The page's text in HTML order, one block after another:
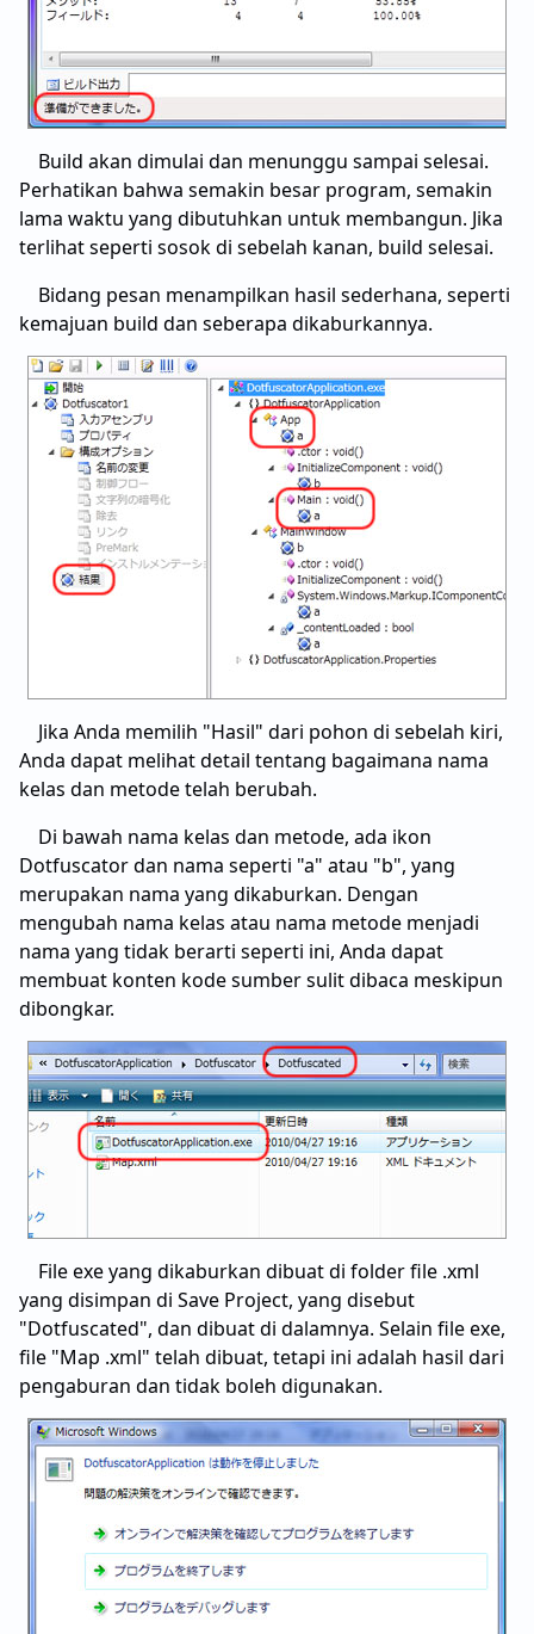
Build akan dimulai dan menunggu sampai selesai.
Perhatikan bahwa semakin besar program, semakin
lama waktu yang dibutuhkan untuk membangun. Jika
terlihat seperti sosok di sebelah kanan, build selesai.
Bidang pesan menampilkan hasil sederhana, seperti
kemajuan build dan seberapa dikaburkannya.
Jika Anda memilih "Hasil" dari pohon di sebelah kiri,
Anda dapat melihat detail tentang bagaimana nama
kelas dan metode telah berubah.
Di bawah nama kelas dan metode, ada ikon
Dotfuscator dan nama seperti "a" atau "b", yang
merupakan nama yang dikaburkan. Dengan
mengubah nama kelas atau nama metode menjadi
nama yang tidak berarti seperti ini, Anda dapat
membuat konten kode sumber sulit dibaca meskipun
dibongkar.
File exe yang dikaburkan dibuat di folder file .xml
yang disimpan di Save Project, yang disebut
"Dotfuscated", dan dibuat di dalamnya. Selain file exe,
file "Map .xml" telah dibuat, tetapi ini adalah hasil dari
pengaburan dan tidak boleh digunakan.